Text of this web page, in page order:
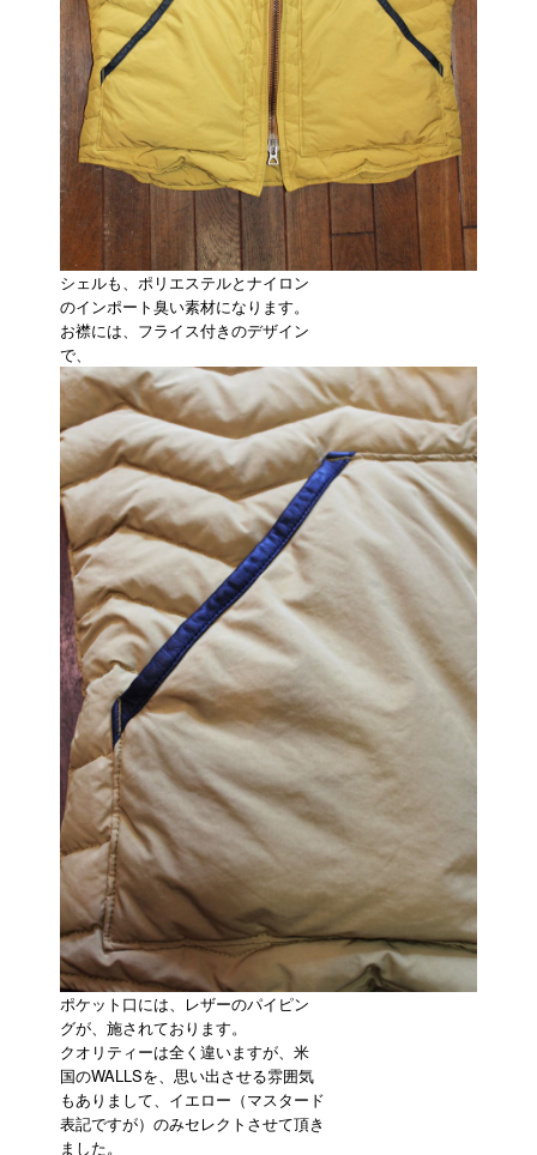
シェルも、ポリエステルとナイロン
のインポート臭い素材になります。
お襟には、フライス付きのデザイン
で、
ポケット口には、レザーのパイピン
グが、施されております。
クオリティーは全く違いますが、米
国のWALLSを、思い出させる雰囲気
もありまして、イエロー（マスタード
表記ですが）のみセレクトさせて頂き
ました。